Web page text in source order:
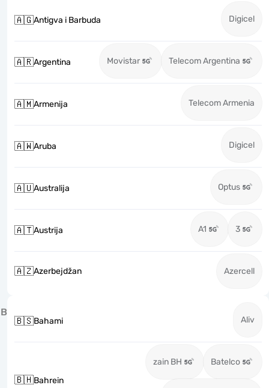
🇦🇬Antigva i Barbuda Digicel
🇦🇷Argentina Movistar Telecom Argentina
🇦🇲Armenija Telecom Armenia
🇦🇼Aruba Digicel
🇦🇺Australija Optus
🇦🇹Austrija A1 3
🇦🇿Azerbejdžan Azercell
B
🇧🇸Bahami Aliv
🇧🇭Bahrein
zain BH Batelco